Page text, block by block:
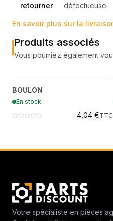
retourner
défectueuse.
En savoir plus sur la
Produits associés
Vous pourriez également
BOULON
En stock
4,04 €TTC
Votre spécialiste en pièces